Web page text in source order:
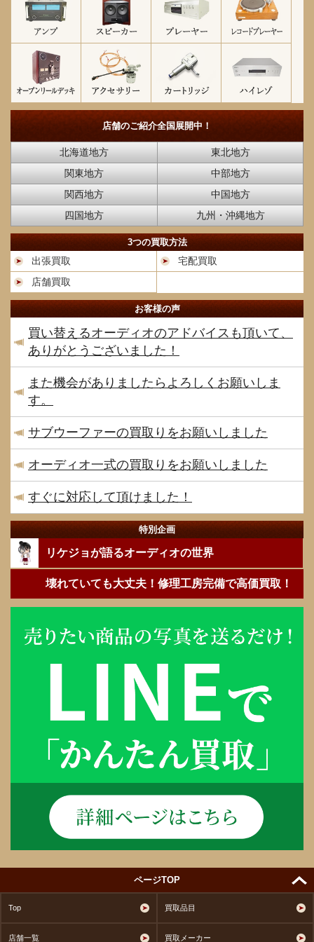
店舗のご紹介全国展開中！
北海道地方
東北地方
関東地方
中部地方
関西地方
中国地方
四国地方
九州・沖縄地方
3つの買取方法
出張買取
宅配買取
店舗買取
お客様の声
買い替えるオーディオのアドバイスも頂いて、
ありがとうございました！
また機会がありましたらよろしくお願いしま
す。
サブウーファーの買取りをお願いしました
オーディオ一式の買取りをお願いしました
すぐに対応して頂けました！
特別企画
リケジョが語るオーディオの世界
壊れていても大丈夫！修理工房完備で高価買取！
ページTOP
Top 買取品目
店舗一覧 買取メーカー